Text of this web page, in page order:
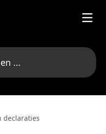
declaraties